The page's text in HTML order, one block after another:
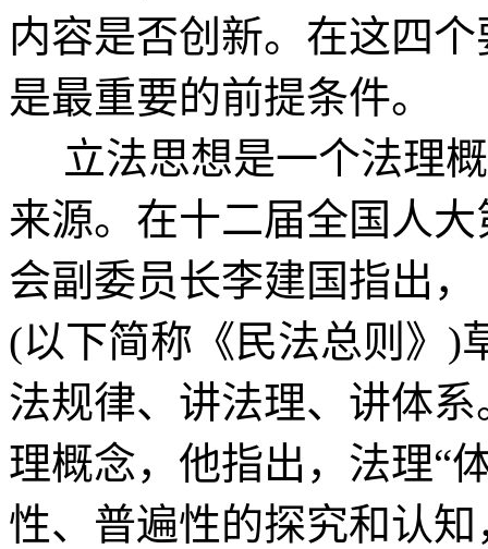
内容是否创新。在这四
是最重要的前提条件。
立法思想是一个法理
来源。在十二届全国人
会副委员长李建国指出
(以下简称《民法总则》)
法规律、讲法理、讲体
理概念，他指出，法理“
性、普遍性的探究和认